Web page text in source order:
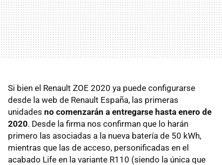
Si bien el Renault ZOE 2020 ya puede configurarse
desde la web de Renault España, las primeras
unidades no comenzarán a entregarse hasta enero de
2020. Desde la firma nos confirman que lo harán
primero las asociadas a la nueva batería de 50 kWh,
mientras que las de acceso, personificadas en el
acabado Life en la variante R110 (siendo la única que